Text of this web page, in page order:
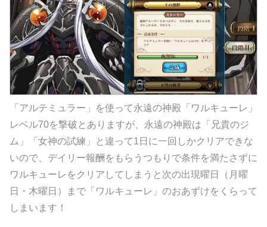
「アルテミュラー」を使って永遠の神殿「ワルキューレ」
レベル70を撃破とありますが、永遠の神殿は「兄貴のジ
ム」「女神の試練」と違って1日に一回しかクリアできな
いので、デイリー報酬をもらうつもりで条件を満たさずに
ワルキューレをクリアしてしまうと次の出現曜日（月曜
日・木曜日）まで「ワルキューレ」のおあずけをくらって
しまいます！